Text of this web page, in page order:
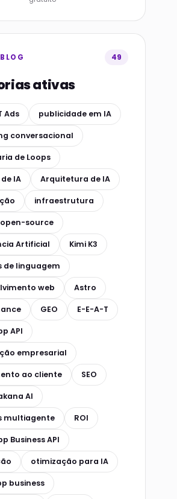
49
ativas
Ads publicidade em IA
conversacional
de Loops
IA Arquitetura de IA
infraestrutura
open-source
Artificial Kimi K3
de linguagem
web Astro
GEO E-E-A-T
API
empresarial
ao cliente SEO
AI
multiagente ROI
Business API
otimização para IA
business